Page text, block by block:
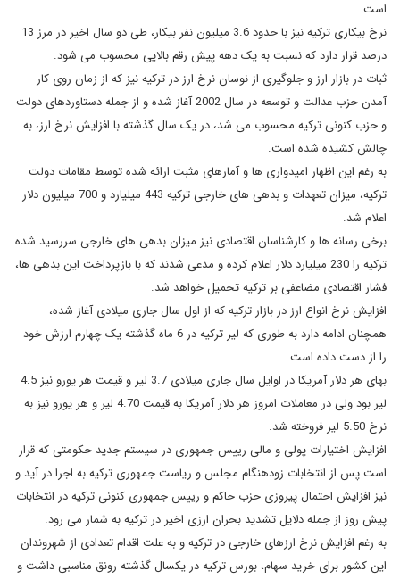
است.
نرخ بیکاری ترکیه نیز با حدود 3.6 میلیون نفر بیکار، طی دو سال اخیر در مرز 13
درصد قرار دارد که نسبت به یک دهه پیش رقم بالایی محسوب می شود.
ثبات در بازار ارز و جلوگیری از نوسان نرخ ارز در ترکیه نیز که از زمان روی کار
آمدن حزب عدالت و توسعه در سال 2002 آغاز شده و از جمله دستاوردهای دولت
و حزب کنونی ترکیه محسوب می شد، در یک سال گذشته با افزایش نرخ ارز، به
چالش کشیده شده است.
به رغم این اظهار امیدواری ها و آمارهای مثبت ارائه شده توسط مقامات دولت
ترکیه، میزان تعهدات و بدهی های خارجی ترکیه 443 میلیارد و 700 میلیون دلار
اعلام شد.
برخی رسانه ها و کارشناسان اقتصادی نیز میزان بدهی های خارجی سررسید شده
ترکیه را 230 میلیارد دلار اعلام کرده و مدعی شدند که با بازپرداخت این بدهی ها،
فشار اقتصادی مضاعفی بر ترکیه تحمیل خواهد شد.
افزایش نرخ انواع ارز در بازار ترکیه که از اول سال جاری میلادی آغاز شده،
همچنان ادامه دارد به طوری که لیر ترکیه در 6 ماه گذشته یک چهارم ارزش خود
را از دست داده است.
بهای هر دلار آمریکا در اوایل سال جاری میلادی 3.7 لیر و قیمت هر یورو نیز 4.5
لیر بود ولی در معاملات امروز هر دلار آمریکا به قیمت 4.70 لیر و هر یورو نیز به
نرخ 5.50 لیر فروخته شد.
افزایش اختیارات پولی و مالی رییس جمهوری در سیستم جدید حکومتی که قرار
است پس از انتخابات زودهنگام مجلس و ریاست جمهوری ترکیه به اجرا در آید و
نیز افزایش احتمال پیروزی حزب حاکم و رییس جمهوری کنونی ترکیه در انتخابات
پیش روز از جمله دلایل تشدید بحران ارزی اخیر در ترکیه به شمار می رود.
به رغم افزایش نرخ ارزهای خارجی در ترکیه و به علت اقدام تعدادی از شهروندان
این کشور برای خرید سهام، بورس ترکیه در یکسال گذشته رونق مناسبی داشت و